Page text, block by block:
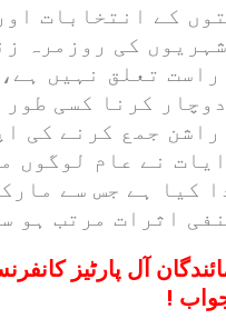
کے انتخابات
کی روزمرہ
تعلق نہیں
کرنا کسی طور
جمع کرنے کی
نے عام لوگوں
کیا ہے جس سے
اثرات مرتب ہو
آل پارٹیز
!